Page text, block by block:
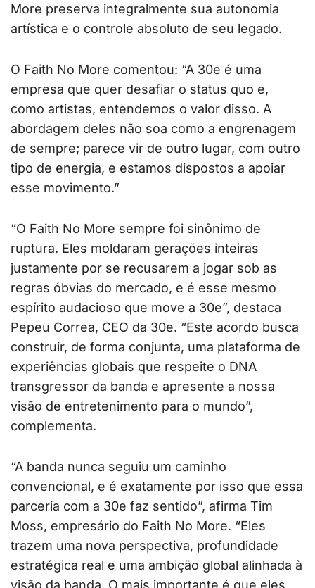
More preserva integralmente sua autonomia
artística e o controle absoluto de seu legado.
O Faith No More comentou: “A 30e é uma
empresa que quer desafiar o status quo e,
como artistas, entendemos o valor disso. A
abordagem deles não soa como a engrenagem
de sempre; parece vir de outro lugar, com outro
tipo de energia, e estamos dispostos a apoiar
esse movimento.”
“O Faith No More sempre foi sinônimo de
ruptura. Eles moldaram gerações inteiras
justamente por se recusarem a jogar sob as
regras óbvias do mercado, e é esse mesmo
espírito audacioso que move a 30e”, destaca
Pepeu Correa, CEO da 30e. “Este acordo busca
construir, de forma conjunta, uma plataforma de
experiências globais que respeite o DNA
transgressor da banda e apresente a nossa
visão de entretenimento para o mundo”,
complementa.
“A banda nunca seguiu um caminho
convencional, e é exatamente por isso que essa
parceria com a 30e faz sentido”, afirma Tim
Moss, empresário do Faith No More. “Eles
trazem uma nova perspectiva, profundidade
estratégica real e uma ambição global alinhada à
visão da banda. O mais importante é que eles